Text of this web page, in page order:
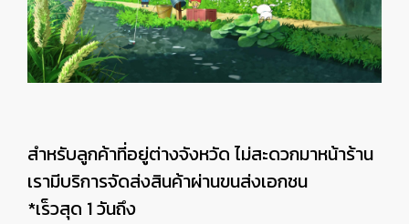
สำหรับลูกค้าที่อยู่ต่างจังหวัด ไม่สะดวกมาหน้าร้าน
เรามีบริการจัดส่งสินค้าผ่านขนส่งเอกชน
*เร็วสุด 1 วันถึง